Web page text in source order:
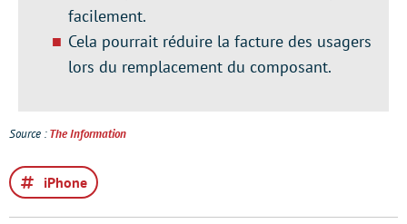
facilement.
Cela pourrait réduire la facture des usagers
lors du remplacement du composant.
Source :The Information
iPhone